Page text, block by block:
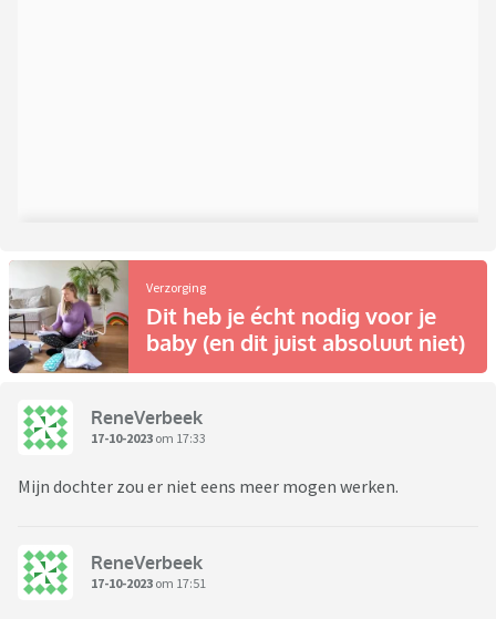
Verzorging
Dit heb je écht nodig voor je
baby (en dit juist absoluut niet)
ReneVerbeek
17-10-2023 om 17:33
Mijn dochter zou er niet eens meer mogen werken.
ReneVerbeek
17-10-2023 om 17:51